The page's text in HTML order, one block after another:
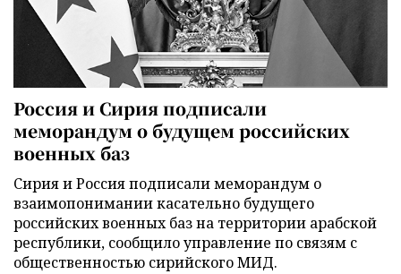
Россия и Сирия подписали
меморандум о будущем российских
военных баз
Сирия и Россия подписали меморандум о
взаимопонимании касательно будущего
российских военных баз на территории арабской
республики, сообщило управление по связям с
общественностью сирийского МИД.